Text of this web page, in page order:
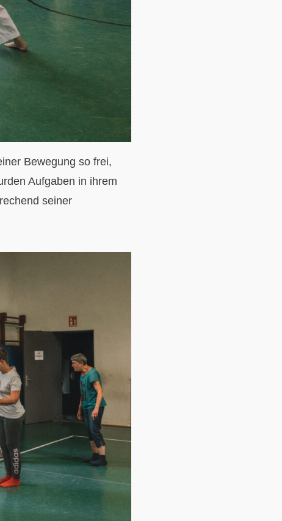
Bewegung so frei,
Aufgaben in ihrem
seiner